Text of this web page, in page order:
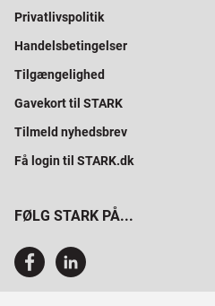
Privatlivspolitik
Handelsbetingelser
Tilgængelighed
Gavekort til STARK
Tilmeld nyhedsbrev
Få login til STARK.dk
FØLG STARK PÅ...